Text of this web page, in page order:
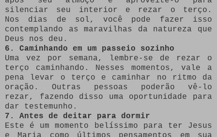
silenciar seu interior e rezar o terço.
Nos dias de sol, você pode fazer isso
contemplando as maravilhas da natureza que
Deus nos deu.
6. Caminhando em um passeio sozinho
Uma vez por semana, lembre-se de rezar o
terço caminhando. Nesses momentos, vale a
pena levar o terço e caminhar no ritmo da
oração. Outras pessoas poderão vê-lo
rezar, fazendo disso uma oportunidade para
dar testemunho.
7. Antes de deitar para dormir
Este é um momento belíssimo para ter Jesus